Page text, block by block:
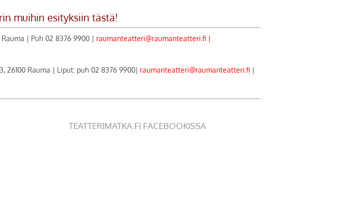
muihin esityksiin tästä!
| Puh 02 8376 9900 | raumanteatteri@raumanteatteri.fi |
26100 Rauma | Liput: puh 02 8376 9900| raumanteatteri@raumanteatteri.fi
TEATTERIMATKA.FI FACEBOOKISSA